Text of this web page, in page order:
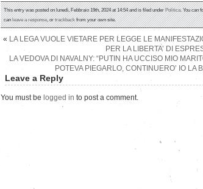
This entry was posted on lunedì, Febbraio 19th, 2024 at 14:54 and is filed underPolitica. You can
canleave a response, ortrackbackfrom your own site.
« LA LEGA VUOLE VIETARE PER LEGGE LE
PER LA LIBERTA’ DI
LA VEDOVA DI NAVALNY: “PUTIN HA UCCISO MIO
POTEVA PIEGARLO, CONTINUERO’ IO LA
Leave a Reply
You must be logged in to post a comment.